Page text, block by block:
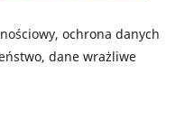
ochrona danych
dane wrażliwe